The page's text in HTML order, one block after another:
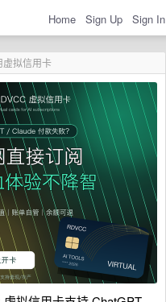
Home Sign Up Sign In
虚拟信用卡